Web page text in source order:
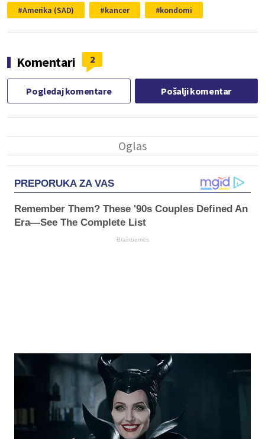
Amerika (SAD) kancer kondomi
Komentari 2
Pogledaj komentare Pošalji komentar
PREPORUKA ZA VAS
Remember Them? These '90s Couples Defined An
Era—See The Complete List
Brainberries